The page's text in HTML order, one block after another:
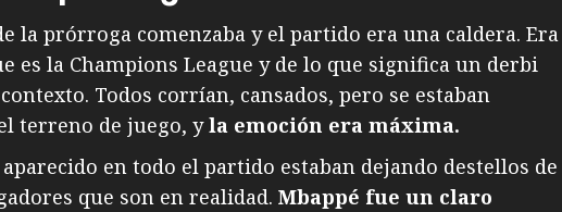
la prórroga comenzaba y el partido era una caldera. Era
es la Champions League y de lo que significa un derbi
Todos corrían, cansados, pero se estaban
terreno de juego, yla emoción era máxima.
en todo el partido estaban dejando destellos de
que son en realidad. Mbappé fue un claro